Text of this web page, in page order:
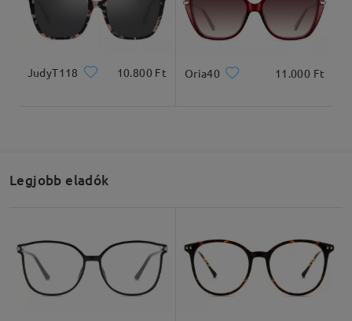
Teljes szélesség Szárhossz
Ajánlott arcformák
véleményt
Írjon egy véleményt
JudyT118 10.800 Ft Oria40 11.000 Ft
Legjobb eladók